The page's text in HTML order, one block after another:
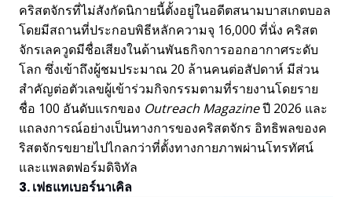
คริสตจักรที่ไม่สังกัดนิกายนี้ตั้งอยู่ในอดีตสนามบาสเกตบอล
โดยมีสถานที่ประกอบพิธีหลักความจุ 16,000 ที่นั่ง คริสต
จักรเลควูดมีชื่อเสียงในด้านพันธกิจการออกอากาศระดับ
โลก ซึ่งเข้าถึงผู้ชมประมาณ 20 ล้านคนต่อสัปดาห์ มีส่วน
สำคัญต่อตัวเลขผู้เข้าร่วมกิจกรรมตามที่รายงานโดยราย
ชื่อ 100 อันดับแรกของ Outreach Magazineปี 2026 และ
แถลงการณ์อย่างเป็นทางการของคริสตจักร อิทธิพลของค
ริสตจักรขยายไปไกลกว่าที่ตั้งทางกายภาพผ่านโทรทัศน์
และแพลตฟอร์มดิจิทัล
3. เฟธแทเบอร์นาเคิล